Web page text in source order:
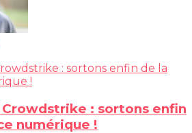
Crowdstrike : sortons enfin
numérique !